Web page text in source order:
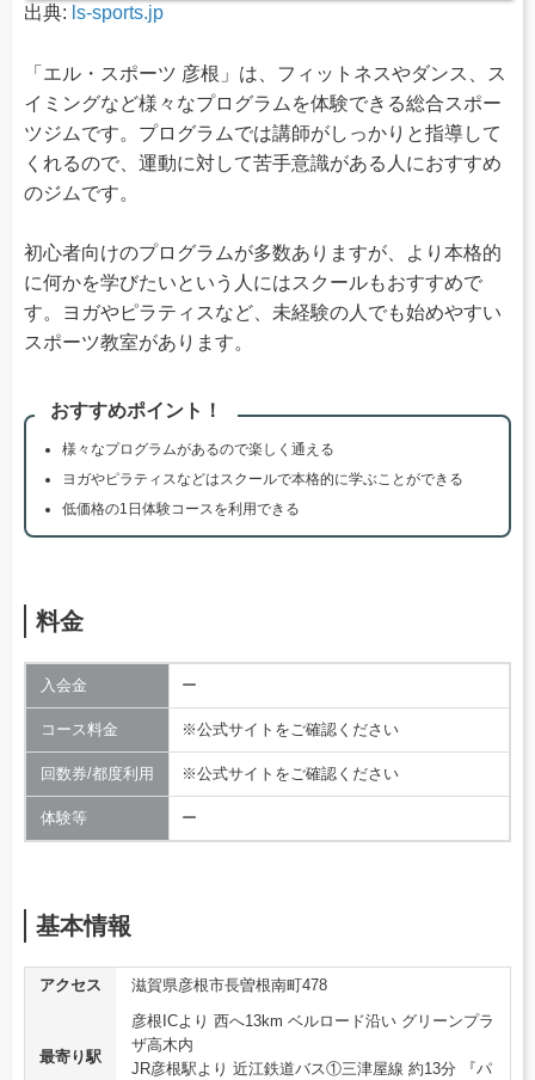
出典: ls-sports.jp
「エル・スポーツ 彦根」は、フィットネスやダンス、ス
イミングなど様々なプログラムを体験できる総合スポー
ツジムです。プログラムでは講師がしっかりと指導して
くれるので、運動に対して苦手意識がある人におすすめ
のジムです。
初心者向けのプログラムが多数ありますが、より本格的
に何かを学びたいという人にはスクールもおすすめで
す。ヨガやピラティスなど、未経験の人でも始めやすい
スポーツ教室があります。
おすすめポイント！
様々なプログラムがあるので楽しく通える
ヨガやピラティスなどはスクールで本格的に学ぶことができる
低価格の1日体験コースを利用できる
料金
入会金 ー
コース料金 ※公式サイトをご確認ください
回数券/都度利用 ※公式サイトをご確認ください
体験等 ー
基本情報
アクセス 滋賀県彦根市長曽根南町478
最寄り駅
彦根ICより 西へ13km ベルロード沿い グリーンプラ
ザ高木内
JR彦根駅より 近江鉄道バス①三津屋線 約13分 『パ